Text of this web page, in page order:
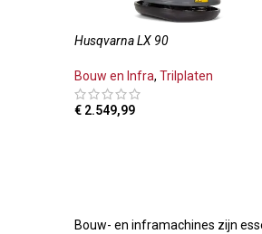
Husqvarna LX 90
Bouw en Infra, Trilplaten
€2.549,99
Bouw- en inframachines zijn